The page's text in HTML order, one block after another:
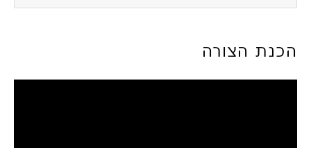
הכנת הצורה